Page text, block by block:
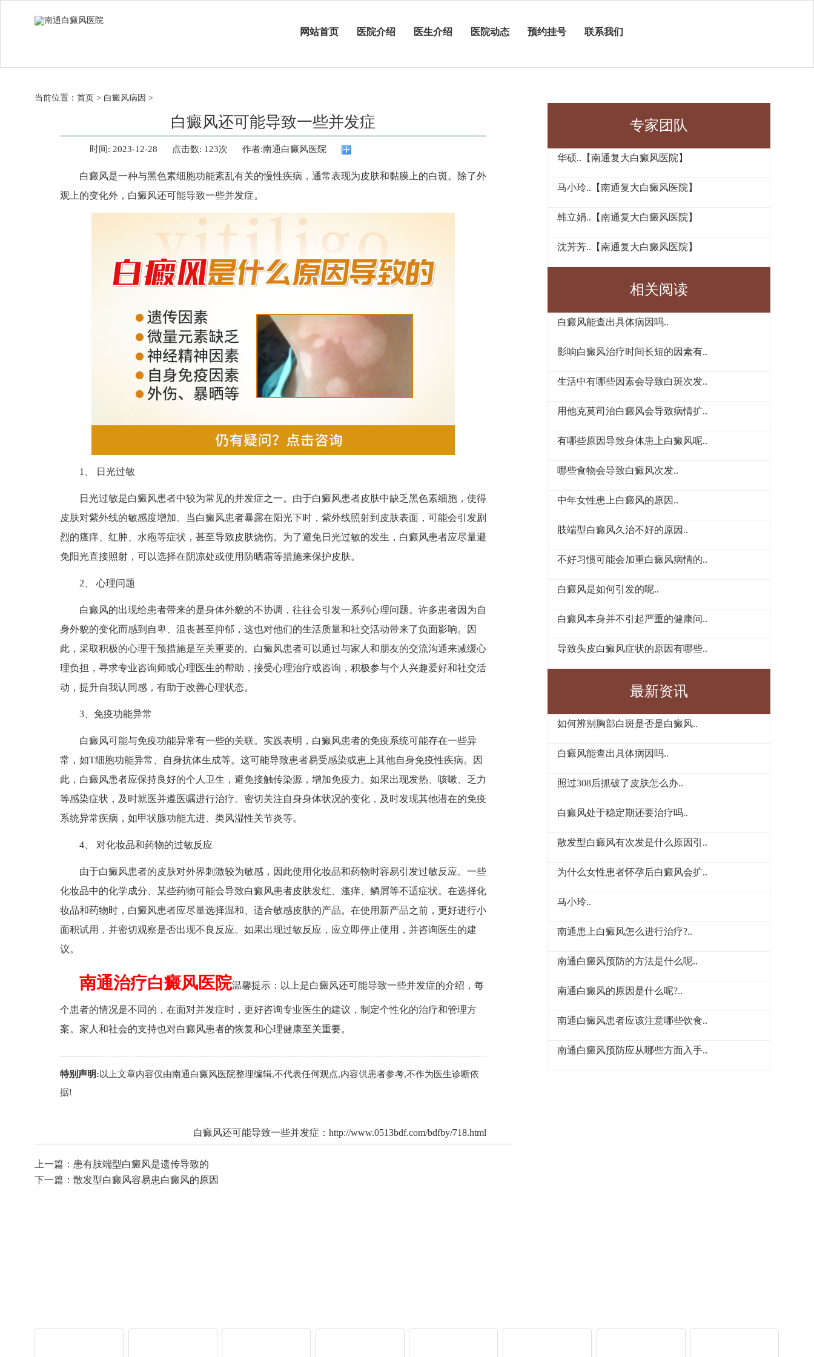
网站首页 医院介绍 医生介绍 医院动态 预约挂号 联系我们
当前位置： 首页 > 白癜风病因 >
白癜风还可能导致一些并发症
时间: 2023-12-28 点击数: 123次 作者:南通白癜风医院
白癜风是一种与黑色素细胞功能紊乱有关的慢性疾病，通常表现为皮肤和黏膜上的白斑。除了外
观上的变化外，白癜风还可能导致一些并发症。
1、 日光过敏
日光过敏是白癜风患者中较为常见的并发症之一。由于白癜风患者皮肤中缺乏黑色素细胞，使得
皮肤对紫外线的敏感度增加。当白癜风患者暴露在阳光下时，紫外线照射到皮肤表面，可能会引发剧
烈的瘙痒、红肿、水疱等症状，甚至导致皮肤烧伤。为了避免日光过敏的发生，白癜风患者应尽量避
免阳光直接照射，可以选择在阴凉处或使用防晒霜等措施来保护皮肤。
2、 心理问题
白癜风的出现给患者带来的是身体外貌的不协调，往往会引发一系列心理问题。许多患者因为自
身外貌的变化而感到自卑、沮丧甚至抑郁，这也对他们的生活质量和社交活动带来了负面影响。因
此，采取积极的心理干预措施是至关重要的。白癜风患者可以通过与家人和朋友的交流沟通来减缓心
理负担，寻求专业咨询师或心理医生的帮助，接受心理治疗或咨询，积极参与个人兴趣爱好和社交活
动，提升自我认同感，有助于改善心理状态。
3、免疫功能异常
白癜风可能与免疫功能异常有一些的关联。实践表明，白癜风患者的免疫系统可能存在一些异
常，如T细胞功能异常、自身抗体生成等。这可能导致患者易受感染或患上其他自身免疫性疾病。因
此，白癜风患者应保持良好的个人卫生，避免接触传染源，增加免疫力。如果出现发热、咳嗽、乏力
等感染症状，及时就医并遵医嘱进行治疗。密切关注自身身体状况的变化，及时发现其他潜在的免疫
系统异常疾病，如甲状腺功能亢进、类风湿性关节炎等。
4、 对化妆品和药物的过敏反应
由于白癜风患者的皮肤对外界刺激较为敏感，因此使用化妆品和药物时容易引发过敏反应。一些
化妆品中的化学成分、某些药物可能会导致白癜风患者皮肤发红、瘙痒、鳞屑等不适症状。在选择化
妆品和药物时，白癜风患者应尽量选择温和、适合敏感皮肤的产品。在使用新产品之前，更好进行小
面积试用，并密切观察是否出现不良反应。如果出现过敏反应，应立即停止使用，并咨询医生的建
议。
南通治疗白癜风医院温馨提示：以上是白癜风还可能导致一些并发症的介绍，每
个患者的情况是不同的，在面对并发症时，更好咨询专业医生的建议，制定个性化的治疗和管理方
案。家人和社会的支持也对白癜风患者的恢复和心理健康至关重要。
特别声明:以上文章内容仅由南通白癜风医院整理编辑,不代表任何观点,内容供患者参考,不作为医生诊断依
据!
白癜风还可能导致一些并发症： http://www.0513bdf.com/bdfby/718.html
上一篇： 患有肢端型白癜风是遗传导致的
下一篇： 散发型白癜风容易患白癜风的原因
专家团队
华硕..【南通复大白癜风医院】
马小玲..【南通复大白癜风医院】
韩立娟..【南通复大白癜风医院】
沈芳芳..【南通复大白癜风医院】
相关阅读
白癜风能查出具体病因吗..
影响白癜风治疗时间长短的因素有..
生活中有哪些因素会导致白斑次发..
用他克莫司治白癜风会导致病情扩..
有哪些原因导致身体患上白癜风呢..
哪些食物会导致白癜风次发..
中年女性患上白癜风的原因..
肢端型白癜风久治不好的原因..
不好习惯可能会加重白癜风病情的..
白癜风是如何引发的呢..
白癜风本身并不引起严重的健康问..
导致头皮白癜风症状的原因有哪些..
最新资讯
如何辨别胸部白斑是否是白癜风..
白癜风能查出具体病因吗..
照过308后抓破了皮肤怎么办..
白癜风处于稳定期还要治疗吗..
散发型白癜风有次发是什么原因引..
为什么女性患者怀孕后白癜风会扩..
马小玲..
南通患上白癜风怎么进行治疗?..
南通白癜风预防的方法是什么呢..
南通白癜风的原因是什么呢?..
南通白癜风患者应该注意哪些饮食..
南通白癜风预防应从哪些方面入手..